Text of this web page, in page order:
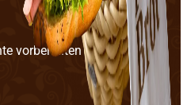
vorbehalten